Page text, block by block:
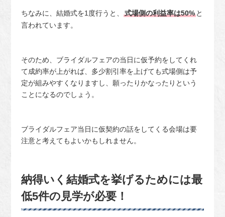
ちなみに、結婚式を1度行うと、式場側の利益率は50% と
言われています。
そのため、ブライダルフェアの当日に仮予約をしてくれ
て成約率が上がれば、多少割引率を上げても式場側は予
定が組みやすくなりますし、願ったりかなったりという
ことになるのでしょう。
ブライダルフェア当日に仮契約の話をしてくる会場は要
注意と考えてもよいかもしれません。
納得いく結婚式を挙げるためには最
低5件の見学が必要！